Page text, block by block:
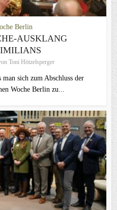
Berlin
AUSKLANG
Toni Hötzelsperger
sich zum Abschluss der
Woche Berlin zu...